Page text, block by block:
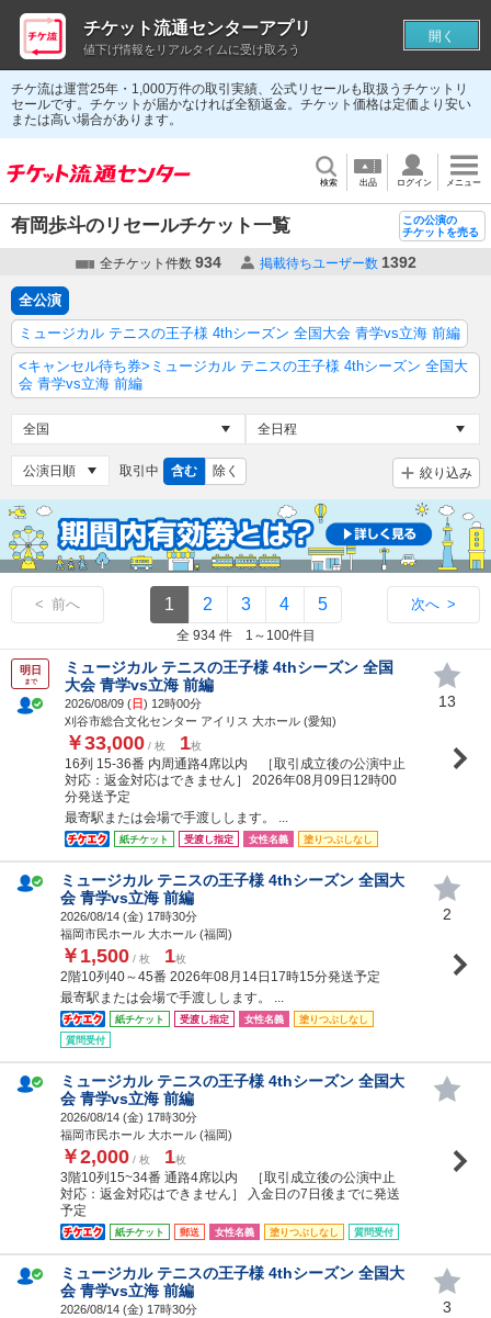
チケ流は運営25年・1,000万件の取引実績、公式リセールも取扱うチケットリ
セールです。チケットが届かなければ全額返金。チケット価格は定価より安い
または高い場合があります。
検索 出品 ログイン メニュー
有岡歩斗のリセールチケット一覧
この公演の
チケットを売る
全チケット件数 934 掲載待ちユーザー数 1392
全公演
ミュージカル テニスの王子様 4thシーズン 全国大会 青学vs立海 前編
<キャンセル待ち券>ミュージカル テニスの王子様 4thシーズン 全国大
会 青学vs立海 前編
取引中 含む 除く 絞り込み
< 前へ 1 2 3 4 5 次へ >
全 934 件 1～100件目
明日
まで
ミュージカル テニスの王子様 4thシーズン 全国
大会 青学vs立海 前編
2026/08/09 (日) 12時00分
刈谷市総合文化センター アイリス 大ホール (愛知)
￥33,000 / 枚 1枚
16列 15-36番 内周通路4席以内 ［取引成立後の公演中止
対応：返金対応はできません］ 2026年08月09日12時00
分発送予定
最寄駅または会場で手渡しします。 ...
紙チケット 受渡し指定 女性名義 塗りつぶしなし
13
ミュージカル テニスの王子様 4thシーズン 全国大
会 青学vs立海 前編
2026/08/14 (金) 17時30分
福岡市民ホール 大ホール (福岡)
￥1,500 / 枚 1枚
2階10列40～45番 2026年08月14日17時15分発送予定
最寄駅または会場で手渡しします。 ...
紙チケット 受渡し指定 女性名義
塗りつぶしなし
質問受付
2
ミュージカル テニスの王子様 4thシーズン 全国大
会 青学vs立海 前編
2026/08/14 (金) 17時30分
福岡市民ホール 大ホール (福岡)
￥2,000 / 枚 1枚
3階10列15~34番 通路4席以内 ［取引成立後の公演中止
対応：返金対応はできません］ 入金日の7日後までに発送
予定
紙チケット 郵送 女性名義 塗りつぶしなし 質問受付
ミュージカル テニスの王子様 4thシーズン 全国大
会 青学vs立海 前編
2026/08/14 (金) 17時30分
3
チケット流通センターアプリ
値下げ情報をリアルタイムに受け取ろう
開く